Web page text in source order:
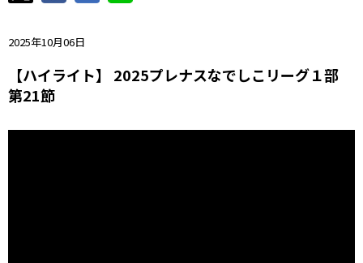
2025年10月06日
【ハイライト】 2025プレナスなでしこリーグ１部
第21節